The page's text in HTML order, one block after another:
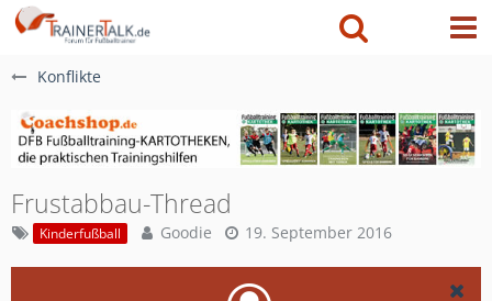
Konflikte
Frustabbau-Thread
Kinderfußball Goodie 19. September 2016